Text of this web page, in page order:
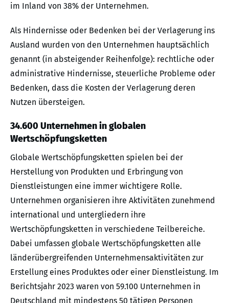
im Inland von 38% der Unternehmen.
Als Hindernisse oder Bedenken bei der Verlagerung ins
Ausland wurden von den Unternehmen hauptsächlich
genannt (in absteigender Reihenfolge): rechtliche oder
administrative Hindernisse, steuerliche Probleme oder
Bedenken, dass die Kosten der Verlagerung deren
Nutzen übersteigen.
34.600 Unternehmen in globalen
Wertschöpfungsketten
Globale Wertschöpfungsketten spielen bei der
Herstellung von Produkten und Erbringung von
Dienstleistungen eine immer wichtigere Rolle.
Unternehmen organisieren ihre Aktivitäten zunehmend
international und untergliedern ihre
Wertschöpfungsketten in verschiedene Teilbereiche.
Dabei umfassen globale Wertschöpfungsketten alle
länderübergreifenden Unternehmensaktivitäten zur
Erstellung eines Produktes oder einer Dienstleistung. Im
Berichtsjahr 2023 waren von 59.100 Unternehmen in
Deutschland mit mindestens 50 tätigen Personen